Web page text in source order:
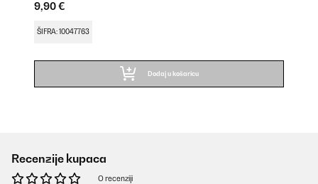
9,90 €
ŠIFRA: 10047763
Dodaj u košaricu
Recenzije kupaca
O recenziji